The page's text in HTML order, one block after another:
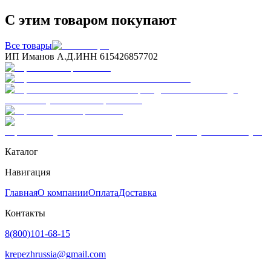
С этим товаром покупают
Все товары
ИП Иманов А.Д.ИНН 615426857702
Каталог
Навигация
ГлавнаяО компанииОплатаДоставка
Контакты
8(800)101-68-15
krepezhrussia@gmail.com